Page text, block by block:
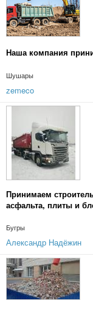
Наша компания
Шушары
zemeco
Принимаем
асфальта, плиты и
Бугры
Александр Надёжин